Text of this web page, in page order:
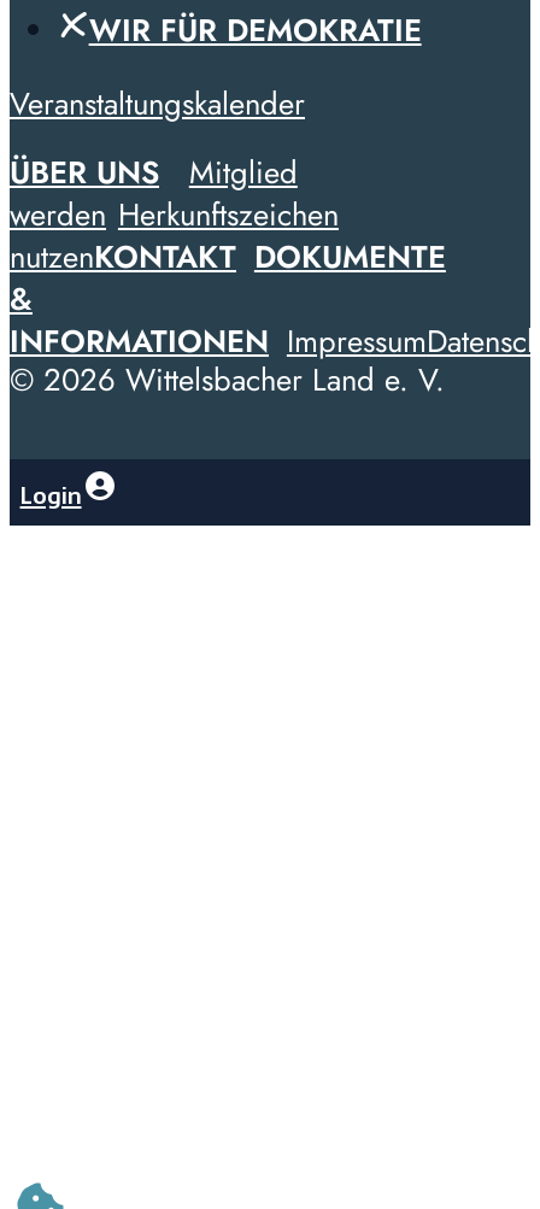
WIR FÜR DEMOKRATIE
Veranstaltungskalender
ÜBER UNS
Mitglied
werden Herkunftszeichen
nutzenKONTAKT DOKUMENTE
&
INFORMATIONEN Impressum
© 2026 Wittelsbacher Land e. V.
Login